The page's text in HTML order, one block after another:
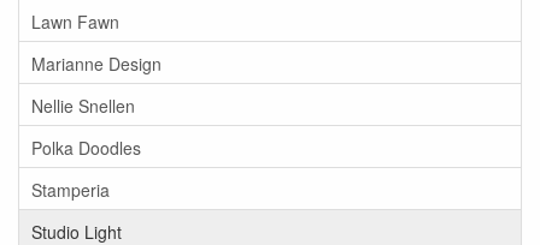
Lawn Fawn
Marianne Design
Nellie Snellen
Polka Doodles
Stamperia
Studio Light